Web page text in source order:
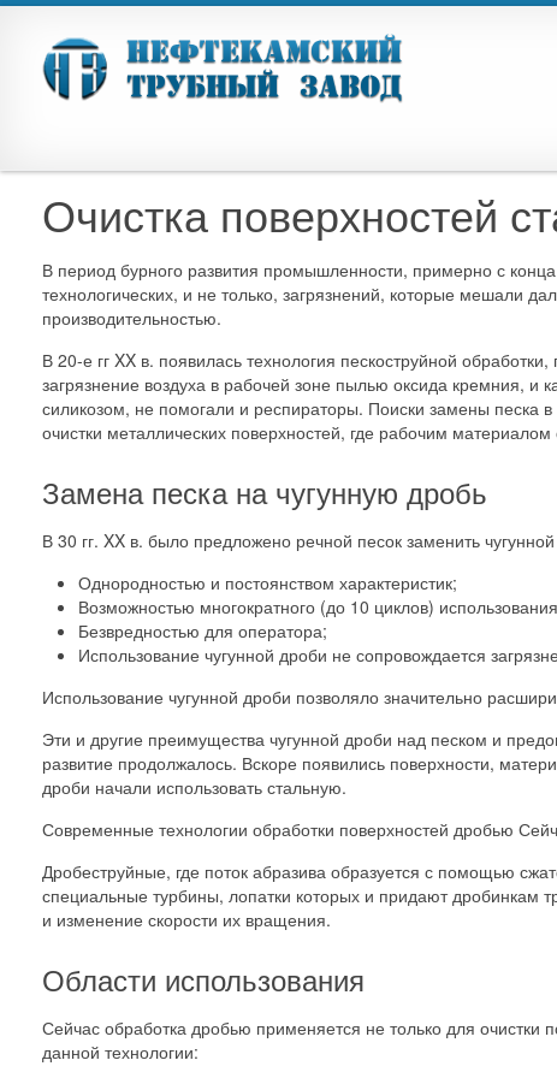
Очистка поверхностей
В период бурного развития промышленности, примерно с
технологических, и не только, загрязнений, которые мешали
производительностью.
В 20-е гг XX в. появилась технология пескоструйной
загрязнение воздуха в рабочей зоне пылью оксида кремния, и
силикозом, не помогали и респираторы. Поиски замены песка
очистки металлических поверхностей, где рабочим
Замена песка на чугунную дробь
В 30 гг. XX в. было предложено речной песок заменить
Однородностью и постоянством характеристик;
Возможностью многократного (до 10 циклов)
Безвредностью для оператора;
Использование чугунной дроби не сопровождается
Использование чугунной дроби позволяло значительно
Эти и другие преимущества чугунной дроби над песком и
развитие продолжалось. Вскоре появились поверхности,
дроби начали использовать стальную.
Современные технологии обработки поверхностей дробью
Дробеструйные, где поток абразива образуется с помощью
специальные турбины, лопатки которых и придают дробинкам
и изменение скорости их вращения.
Области использования
Сейчас обработка дробью применяется не только для
данной технологии: